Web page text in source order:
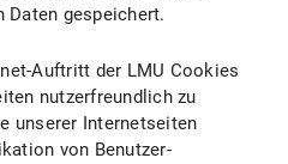
Daten gespeichert.
Auftritt der LMU Cookies
nutzerfreundlich zu
unserer Internetseiten
von Benutzer-